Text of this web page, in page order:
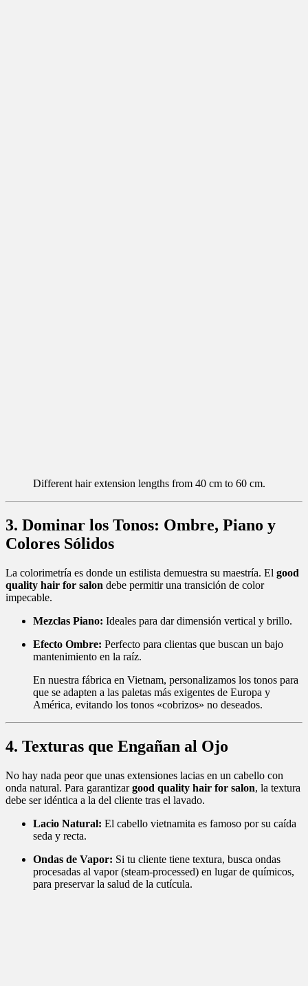
Different hair extension lengths from 40 cm to 60 cm.
3. Dominar los Tonos: Ombre, Piano y
Colores Sólidos
La colorimetría es donde un estilista demuestra su maestría. El good
quality hair for salon debe permitir una transición de color
impecable.
Mezclas Piano: Ideales para dar dimensión vertical y brillo.
Efecto Ombre: Perfecto para clientas que buscan un bajo
mantenimiento en la raíz.
En nuestra fábrica en Vietnam, personalizamos los tonos para
que se adapten a las paletas más exigentes de Europa y
América, evitando los tonos «cobrizos» no deseados.
4. Texturas que Engañan al Ojo
No hay nada peor que unas extensiones lacias en un cabello con
onda natural. Para garantizargood quality hair for salon, la textura
debe ser idéntica a la del cliente tras el lavado.
Lacio Natural: El cabello vietnamita es famoso por su caída
seda y recta.
Ondas de Vapor: Si tu cliente tiene textura, busca ondas
procesadas al vapor (steam-processed) en lugar de químicos,
para preservar la salud de la cutícula.